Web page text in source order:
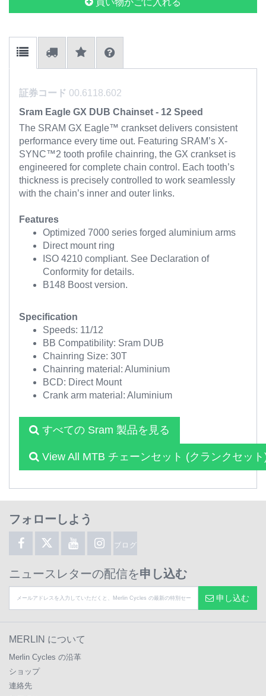
買い物かごに入れる
証券コード 00.6118.602
Sram Eagle GX DUB Chainset - 12 Speed
The SRAM GX Eagle™ crankset delivers consistent
performance every time out. Featuring SRAM’s X-
SYNC™2 tooth profile chainring, the GX crankset is
engineered for complete chain control. Each tooth’s
thickness is precisely controlled to work seamlessly
with the chain’s inner and outer links.
Features
Optimized 7000 series forged aluminium arms
Direct mount ring
ISO 4210 compliant. See Declaration of
Conformity for details.
B148 Boost version.
Specification
Speeds: 11/12
BB Compatibility: Sram DUB
Chainring Size: 30T
Chainring material: Aluminium
BCD: Direct Mount
Crank arm material: Aluminium
すべての Sram 製品を見る
View All MTB チェーンセット (クランクセッ
フォローしよう
ブログ
ニュースレターの配信を申し込む
申し込む
MERLIN について
Merlin Cycles の沿革
ショップ
連絡先